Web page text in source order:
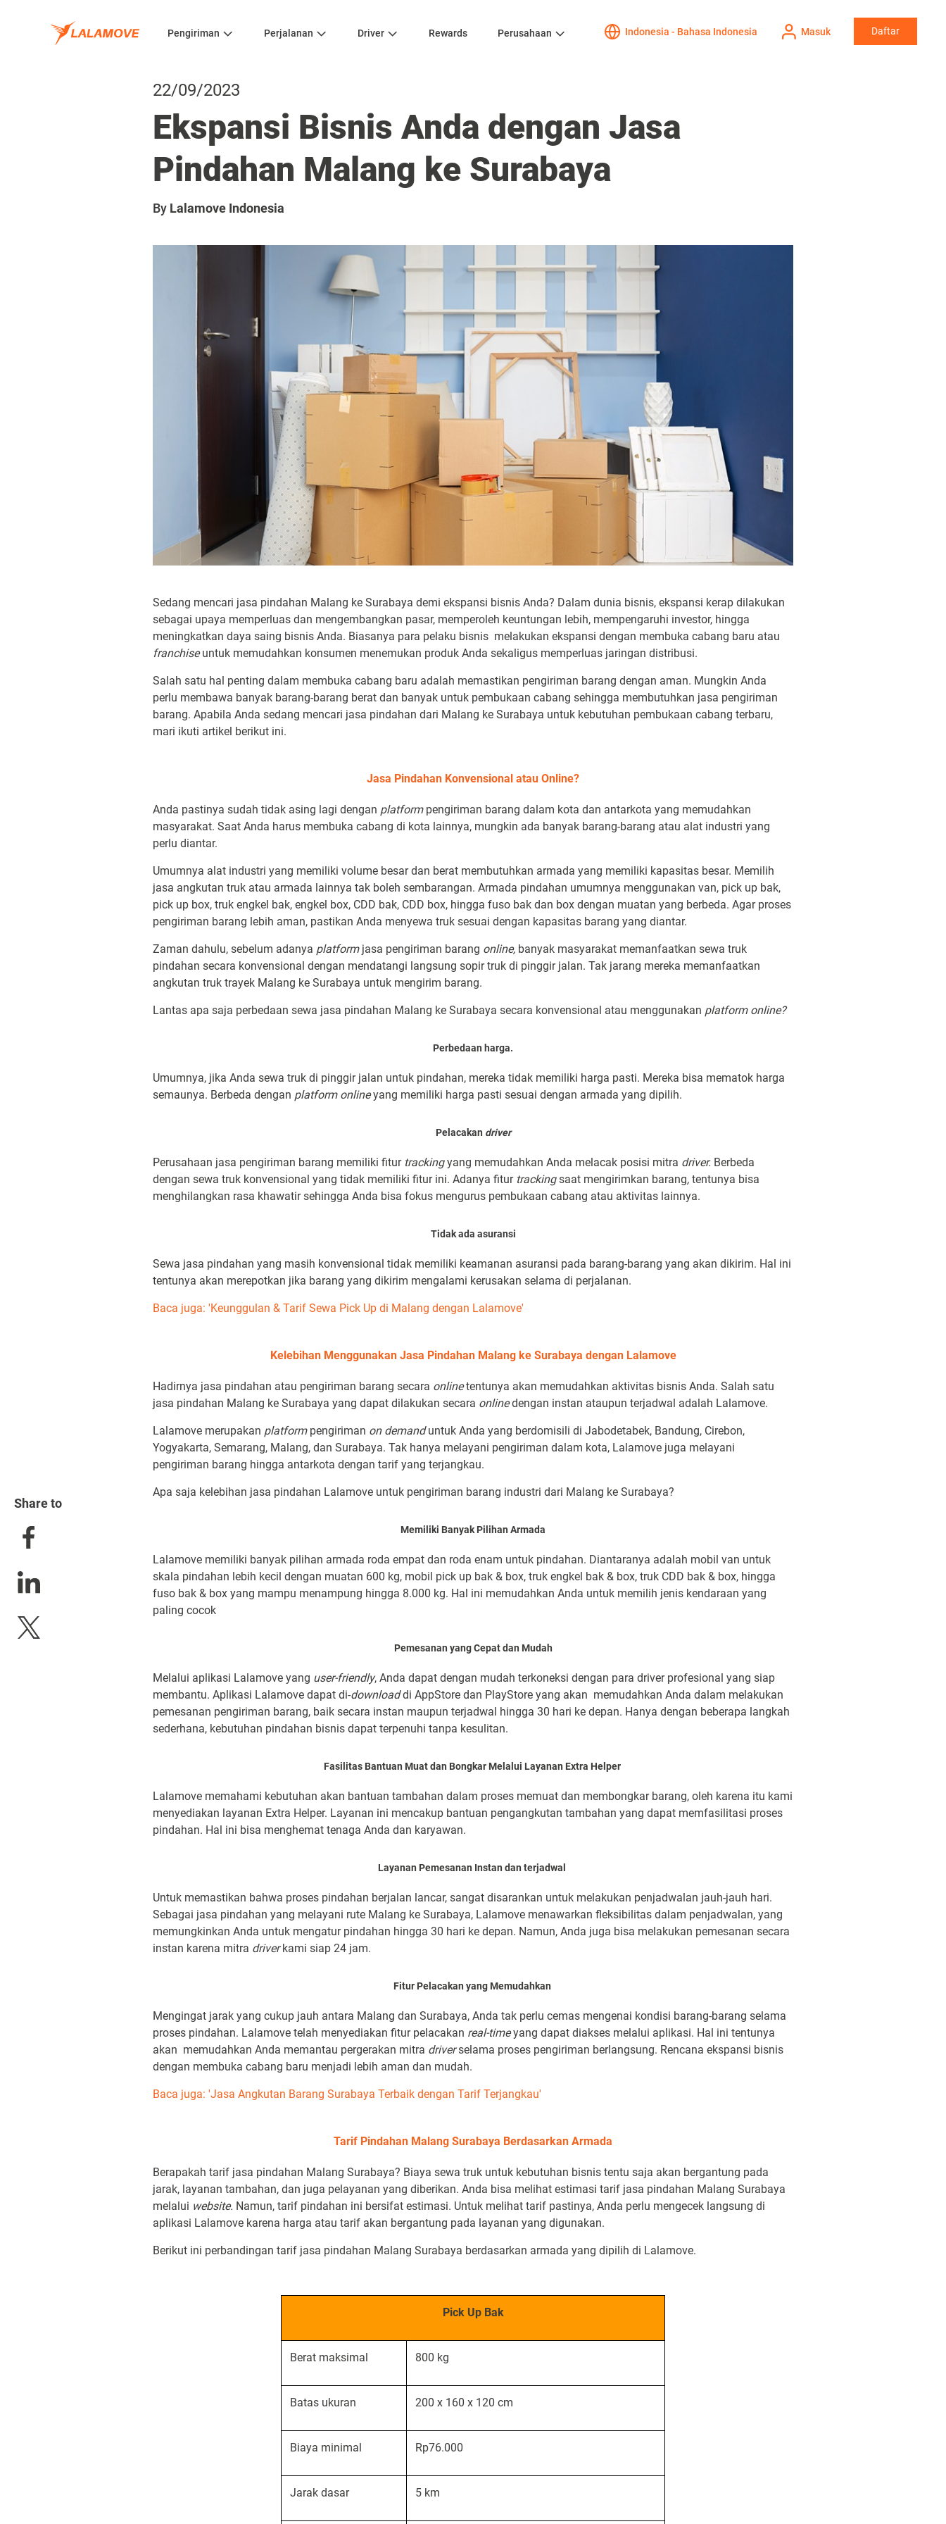
Pengiriman Perjalanan Driver Rewards Perusahaan Indonesia - Bahasa Indonesia Masuk Daftar
22/09/2023
Ekspansi Bisnis Anda dengan Jasa
Pindahan Malang ke Surabaya
By Lalamove Indonesia
Sedang mencari jasa pindahan Malang ke Surabaya demi ekspansi bisnis Anda? Dalam dunia bisnis, ekspansi kerap dilakukan
sebagai upaya memperluas dan mengembangkan pasar, memperoleh keuntungan lebih, mempengaruhi investor, hingga
meningkatkan daya saing bisnis Anda. Biasanya para pelaku bisnis melakukan ekspansi dengan membuka cabang baru atau
franchiseuntuk memudahkan konsumen menemukan produk Anda sekaligus memperluas jaringan distribusi.
Salah satu hal penting dalam membuka cabang baru adalah memastikan pengiriman barang dengan aman. Mungkin Anda
perlu membawa banyak barang-barang berat dan banyak untuk pembukaan cabang sehingga membutuhkan jasa pengiriman
barang. Apabila Anda sedang mencari jasa pindahan dari Malang ke Surabaya untuk kebutuhan pembukaan cabang terbaru,
mari ikuti artikel berikut ini.
Jasa Pindahan Konvensional atau Online?
Anda pastinya sudah tidak asing lagi dengan platform pengiriman barang dalam kota dan antarkota yang memudahkan
masyarakat. Saat Anda harus membuka cabang di kota lainnya, mungkin ada banyak barang-barang atau alat industri yang
perlu diantar.
Umumnya alat industri yang memiliki volume besar dan berat membutuhkan armada yang memiliki kapasitas besar. Memilih
jasa angkutan truk atau armada lainnya tak boleh sembarangan. Armada pindahan umumnya menggunakan van, pick up bak,
pick up box, truk engkel bak, engkel box, CDD bak, CDD box, hingga fuso bak dan box dengan muatan yang berbeda. Agar proses
pengiriman barang lebih aman, pastikan Anda menyewa truk sesuai dengan kapasitas barang yang diantar.
Zaman dahulu, sebelum adanya platform jasa pengiriman barang online, banyak masyarakat memanfaatkan sewa truk
pindahan secara konvensional dengan mendatangi langsung sopir truk di pinggir jalan. Tak jarang mereka memanfaatkan
angkutan truk trayek Malang ke Surabaya untuk mengirim barang.
Lantas apa saja perbedaan sewa jasa pindahan Malang ke Surabaya secara konvensional atau menggunakan platform online?
Perbedaan harga.
Umumnya, jika Anda sewa truk di pinggir jalan untuk pindahan, mereka tidak memiliki harga pasti. Mereka bisa mematok harga
semaunya. Berbeda dengan platform onlineyang memiliki harga pasti sesuai dengan armada yang dipilih.
Pelacakan driver
Perusahaan jasa pengiriman barang memiliki fitur trackingyang memudahkan Anda melacak posisi mitra driver. Berbeda
dengan sewa truk konvensional yang tidak memiliki fitur ini. Adanya fitur trackingsaat mengirimkan barang, tentunya bisa
menghilangkan rasa khawatir sehingga Anda bisa fokus mengurus pembukaan cabang atau aktivitas lainnya.
Tidak ada asuransi
Sewa jasa pindahan yang masih konvensional tidak memiliki keamanan asuransi pada barang-barang yang akan dikirim. Hal ini
tentunya akan merepotkan jika barang yang dikirim mengalami kerusakan selama di perjalanan.
Baca juga: 'Keunggulan & Tarif Sewa Pick Up di Malang dengan Lalamove'
Kelebihan Menggunakan Jasa Pindahan Malang ke Surabaya dengan Lalamove
Hadirnya jasa pindahan atau pengiriman barang secara onlinetentunya akan memudahkan aktivitas bisnis Anda. Salah satu
jasa pindahan Malang ke Surabaya yang dapat dilakukan secara onlinedengan instan ataupun terjadwal adalah Lalamove.
Lalamove merupakan platform pengiriman on demanduntuk Anda yang berdomisili di Jabodetabek, Bandung, Cirebon,
Yogyakarta, Semarang, Malang, dan Surabaya. Tak hanya melayani pengiriman dalam kota, Lalamove juga melayani
pengiriman barang hingga antarkota dengan tarif yang terjangkau.
Apa saja kelebihan jasa pindahan Lalamove untuk pengiriman barang industri dari Malang ke Surabaya?
Memiliki Banyak Pilihan Armada
Lalamove memiliki banyak pilihan armada roda empat dan roda enam untuk pindahan. Diantaranya adalah mobil van untuk
skala pindahan lebih kecil dengan muatan 600 kg, mobil pick up bak & box, truk engkel bak & box, truk CDD bak & box, hingga
fuso bak & box yang mampu menampung hingga 8.000 kg. Hal ini memudahkan Anda untuk memilih jenis kendaraan yang
paling cocok
Pemesanan yang Cepat dan Mudah
Melalui aplikasi Lalamove yang user-friendly, Anda dapat dengan mudah terkoneksi dengan para driver profesional yang siap
membantu. Aplikasi Lalamove dapat di-downloaddi AppStore dan PlayStore yang akan memudahkan Anda dalam melakukan
pemesanan pengiriman barang, baik secara instan maupun terjadwal hingga 30 hari ke depan. Hanya dengan beberapa langkah
sederhana, kebutuhan pindahan bisnis dapat terpenuhi tanpa kesulitan.
Fasilitas Bantuan Muat dan Bongkar Melalui Layanan Extra Helper
Lalamove memahami kebutuhan akan bantuan tambahan dalam proses memuat dan membongkar barang, oleh karena itu kami
menyediakan layanan Extra Helper. Layanan ini mencakup bantuan pengangkutan tambahan yang dapat memfasilitasi proses
pindahan. Hal ini bisa menghemat tenaga Anda dan karyawan.
Layanan Pemesanan Instan dan terjadwal
Untuk memastikan bahwa proses pindahan berjalan lancar, sangat disarankan untuk melakukan penjadwalan jauh-jauh hari.
Sebagai jasa pindahan yang melayani rute Malang ke Surabaya, Lalamove menawarkan fleksibilitas dalam penjadwalan, yang
memungkinkan Anda untuk mengatur pindahan hingga 30 hari ke depan. Namun, Anda juga bisa melakukan pemesanan secara
instan karena mitra driverkami siap 24 jam.
Fitur Pelacakan yang Memudahkan
Mengingat jarak yang cukup jauh antara Malang dan Surabaya, Anda tak perlu cemas mengenai kondisi barang-barang selama
proses pindahan. Lalamove telah menyediakan fitur pelacakan real-timeyang dapat diakses melalui aplikasi. Hal ini tentunya
akan memudahkan Anda memantau pergerakan mitra driverselama proses pengiriman berlangsung. Rencana ekspansi bisnis
dengan membuka cabang baru menjadi lebih aman dan mudah.
Baca juga: 'Jasa Angkutan Barang Surabaya Terbaik dengan Tarif Terjangkau'
Tarif Pindahan Malang Surabaya Berdasarkan Armada
Berapakah tarif jasa pindahan Malang Surabaya? Biaya sewa truk untuk kebutuhan bisnis tentu saja akan bergantung pada
jarak, layanan tambahan, dan juga pelayanan yang diberikan. Anda bisa melihat estimasi tarif jasa pindahan Malang Surabaya
melalui website. Namun, tarif pindahan ini bersifat estimasi. Untuk melihat tarif pastinya, Anda perlu mengecek langsung di
aplikasi Lalamove karena harga atau tarif akan bergantung pada layanan yang digunakan.
Berikut ini perbandingan tarif jasa pindahan Malang Surabaya berdasarkan armada yang dipilih di Lalamove.
Pick Up Bak
Berat maksimal 800 kg
Batas ukuran 200 x 160 x 120 cm
Biaya minimal Rp76.000
Jarak dasar 5 km
Share to